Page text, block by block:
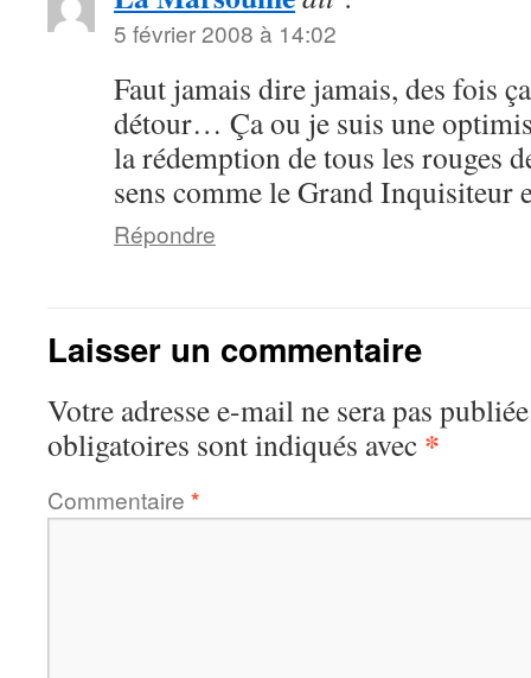
5 février 2008 à 14:02
Faut jamais dire jamais, des fois
détour… Ça ou je suis une
la rédemption de tous les rouges
sens comme le Grand Inquisiteur
Répondre
Laisser un commentaire
Votre adresse e-mail ne sera pas
obligatoires sont indiqués avec *
Commentaire *